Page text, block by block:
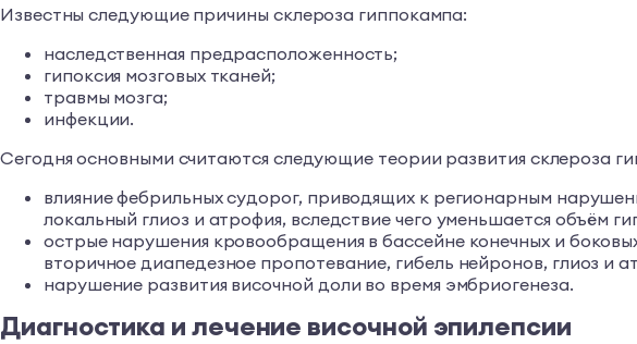
Известны следующие причины склероза гиппокампа:
наследственная предрасположенность;
гипоксия мозговых тканей;
травмы мозга;
инфекции.
Сегодня основными считаются следующие теории развития склероза
влияние фебрильных судорог, приводящих к регионарным
локальный глиоз и атрофия, вследствие чего уменьшается объём
острые нарушения кровообращения в бассейне конечных и
вторичное диапедезное пропотевание, гибель нейронов, глиоз и
нарушение развития височной доли во время эмбриогенеза.
Диагностика и лечение височной эпилепсии